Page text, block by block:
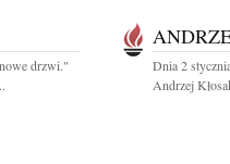
drzwi."
Dnia 2
Andrzej